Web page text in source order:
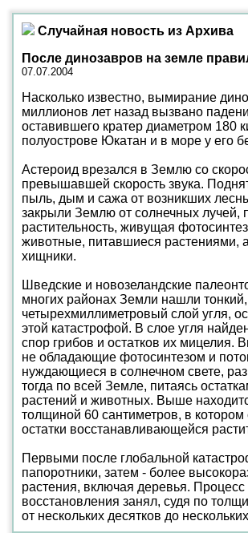
Случайная новость из Архива
После динозавров на земле
07.07.2004
Насколько известно, вымирание
миллионов лет назад вызвано
оставившего кратер диаметром 180
полуострове Юкатан и в море у его
Астероид врезался в Землю со
превышавшей скорость звука.
пыль, дым и сажа от возникших
закрыли Землю от солнечных лучей,
растительность, живущая
животные, питавшиеся растениями,
хищники.
Шведские и новозеландские
многих районах Земли нашли тонкий,
четырехмиллиметровый слой угля,
этой катастрофой. В слое угля
спор грибов и остатков их мицелия.
не обладающие фотосинтезом и
нуждающиеся в солнечном свете,
тогда по всей Земле, питаясь
растений и животных. Выше
толщиной 60 сантиметров, в
остатки восстанавливающейся
Первыми после глобальной
папоротники, затем - более
растения, включая деревья. Процесс
восстановления занял, судя по
от нескольких десятков до